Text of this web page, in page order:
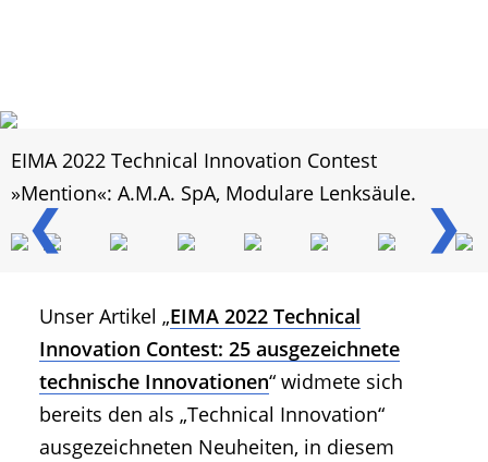
❮ ❯
EIMA 2022 Technical Innovation Contest
»Mention«: A.M.A. SpA, Modulare Lenksäule.
Unser Artikel „EIMA 2022 Technical
Innovation Contest: 25 ausgezeichnete
technische Innovationen“ widmete sich
bereits den als „Technical Innovation“
ausgezeichneten Neuheiten, in diesem